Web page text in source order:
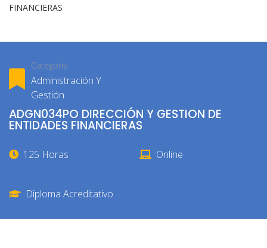
FINANCIERAS
Categoría
Administración Y
Gestión
ADGN034PO DIRECCIÓN Y GESTION DE
ENTIDADES FINANCIERAS
125 Horas Online
Diploma Acreditativo